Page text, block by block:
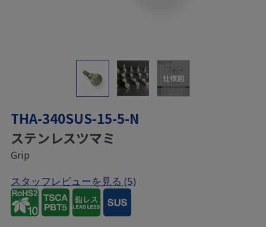
仕様図
THA-340SUS-15-5-N
ステンレスツマミ
Grip
スタッフレビューを見る (5)